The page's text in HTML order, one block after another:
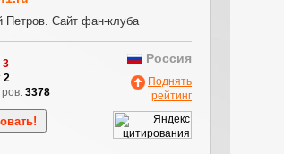
Петров. Сайт фан-клуба
3
2
3378
Россия
Поднять
рейтинг